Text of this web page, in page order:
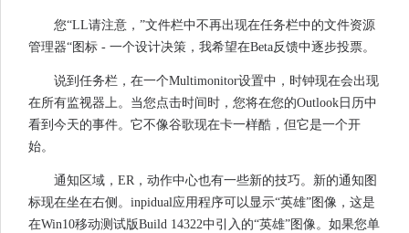
您“LL请注意，”文件栏中不再出现在任务栏中的文件资源
管理器“图标 - 一个设计决策，我希望在Beta反馈中逐步投票。
说到任务栏，在一个Multimonitor设置中，时钟现在会出现
在所有监视器上。当您点击时间时，您将在您的Outlook日历中
看到今天的事件。它不像谷歌现在卡一样酷，但它是一个开
始。
通知区域，ER，动作中心也有一些新的技巧。新的通知图
标现在坐在右侧。inpidual应用程序可以显示“英雄”图像，这是
在Win10移动测试版Build 14322中引入的“英雄”图像。如果您单